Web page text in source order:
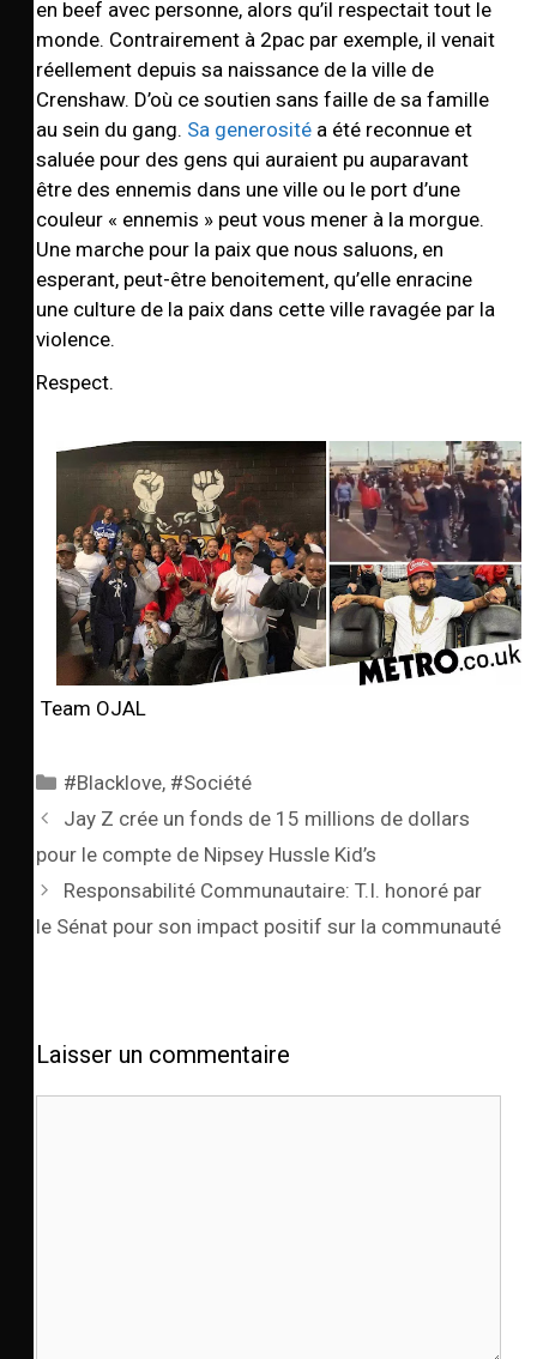
en beef avec personne, alors qu’il respectait tout le
monde. Contrairement à 2pac par exemple, il venait
réellement depuis sa naissance de la ville de
Crenshaw. D’où ce soutien sans faille de sa famille
au sein du gang. Sa generosité a été reconnue et
saluée pour des gens qui auraient pu auparavant
être des ennemis dans une ville ou le port d’une
couleur « ennemis » peut vous mener à la morgue.
Une marche pour la paix que nous saluons, en
esperant, peut-être benoitement, qu’elle enracine
une culture de la paix dans cette ville ravagée par la
violence.
Respect.
Team OJAL
#Blacklove, #Société
Jay Z crée un fonds de 15 millions de dollars
pour le compte de Nipsey Hussle Kid’s
Responsabilité Communautaire: T.I. honoré par
le Sénat pour son impact positif sur la communauté
Laisser un commentaire